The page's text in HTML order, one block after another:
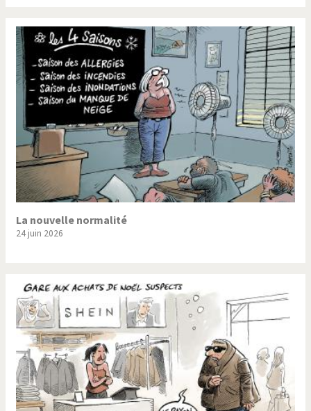
La nouvelle normalité
24 juin 2026